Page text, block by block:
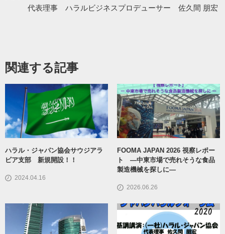
代表理事 ハラルビジネスプロデューサー 佐久間 朋宏
関連する記事
ハラル・ジャパン協会サウジアラ
ビア支部 新規開設！！
2024.04.16
FOOMA JAPAN 2026 視察レポー
ト ―中東市場で売れそうな食品
製造機械を探しに―
2026.06.26